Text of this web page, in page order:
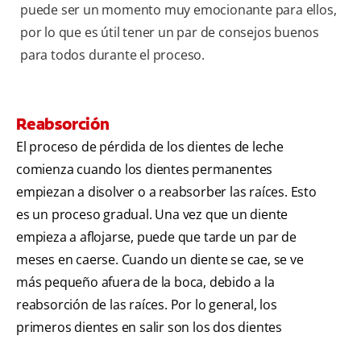
puede ser un momento muy emocionante para ellos,
por lo que es útil tener un par de consejos buenos
para todos durante el proceso.
Reabsorción
El proceso de pérdida de los dientes de leche
comienza cuando los dientes permanentes
empiezan a disolver o a reabsorber las raíces. Esto
es un proceso gradual. Una vez que un diente
empieza a aflojarse, puede que tarde un par de
meses en caerse. Cuando un diente se cae, se ve
más pequeño afuera de la boca, debido a la
reabsorción de las raíces. Por lo general, los
primeros dientes en salir son los dos dientes